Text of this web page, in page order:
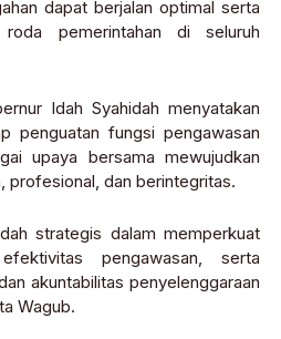
dapat berjalan optimal serta
roda pemerintahan di seluruh
Idah Syahidah menyatakan
penguatan fungsi pengawasan
upaya bersama mewujudkan
profesional, dan berintegritas.
strategis dalam memperkuat
pengawasan, serta
akuntabilitas penyelenggaraan
Wagub.